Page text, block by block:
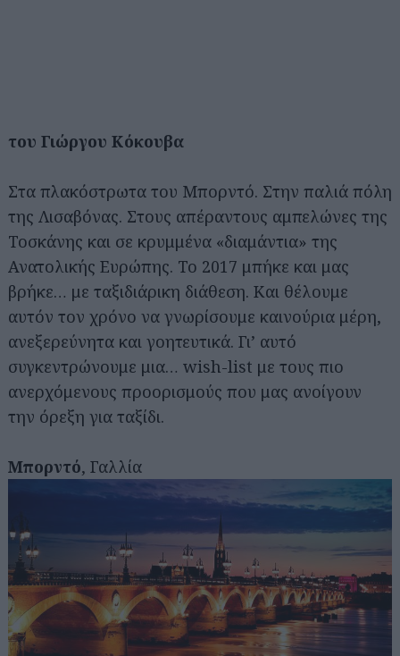
του Γιώργου Κόκουβα
Στα πλακόστρωτα του Μπορντό. Στην παλιά πόλη
της Λισαβόνας. Στους απέραντους αμπελώνες της
Τοσκάνης και σε κρυμμένα «διαμάντια» της
Ανατολικής Ευρώπης. Το 2017 μπήκε και μας
βρήκε… με ταξιδιάρικη διάθεση. Και θέλουμε
αυτόν τον χρόνο να γνωρίσουμε καινούρια μέρη,
ανεξερεύνητα και γοητευτικά. Γι’ αυτό
συγκεντρώνουμε μια… wish-list με τους πιο
ανερχόμενους προορισμούς που μας ανοίγουν
την όρεξη για ταξίδι.
Μπορντό, Γαλλία